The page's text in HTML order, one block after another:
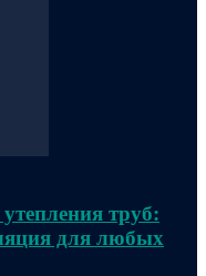
труб:
для любых